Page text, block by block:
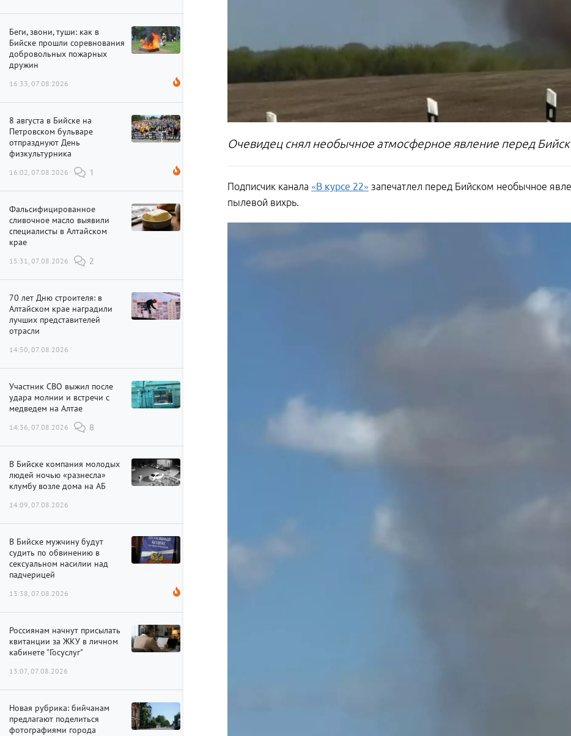
Беги, звони, туши: как в
Бийске прошли соревнования
добровольных пожарных
дружин
16:33, 07.08.2026
8 августа в Бийске на
Петровском бульваре
отпразднуют День
физкультурника
16:02, 07.08.2026 1
Фальсифицированное
сливочное масло выявили
специалисты в Алтайском
крае
15:31, 07.08.2026 2
70 лет Дню строителя: в
Алтайском крае наградили
лучших представителей
отрасли
14:50, 07.08.2026
Участник СВО выжил после
удара молнии и встречи с
медведем на Алтае
14:36, 07.08.2026 8
В Бийске компания молодых
людей ночью «разнесла»
клумбу возле дома на АБ
14:09, 07.08.2026
В Бийске мужчину будут
судить по обвинению в
сексуальном насилии над
падчерицей
13:38, 07.08.2026
Россиянам начнут присылать
квитанции за ЖКУ в личном
кабинете "Госуслуг"
13:07, 07.08.2026
Новая рубрика: бийчанам
предлагают поделиться
фотографиями города
Очевидец снял необычное атмосферное явление перед
Подписчик канала «В курсе 22» запечатлел перед Бийском необычное
пылевой вихрь.